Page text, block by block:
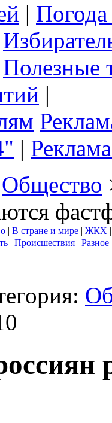
|
Полезные
|
|
Общество
| В стране и мире | ЖКХ
| Происшествия | Разное